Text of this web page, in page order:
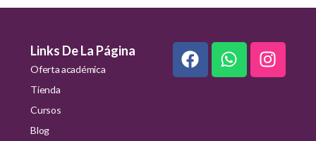
Links De La Página
Oferta académica
Tienda
Cursos
Blog